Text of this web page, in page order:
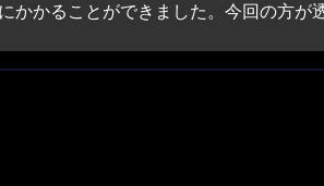
かかることができました。今回の方が